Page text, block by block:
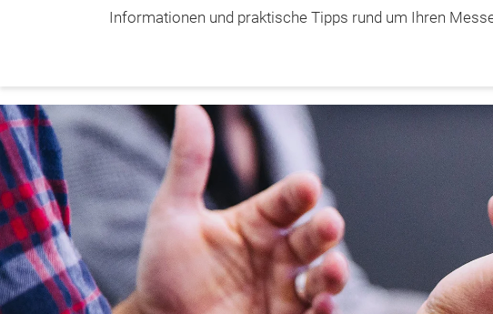
Informationen und praktische Tipps rund um Ihren